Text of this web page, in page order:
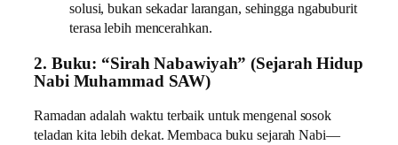
solusi, bukan sekadar larangan, sehingga ngabuburit
terasa lebih mencerahkan.
2. Buku: “Sirah Nabawiyah” (Sejarah Hidup
Nabi Muhammad SAW)
Ramadan adalah waktu terbaik untuk mengenal sosok
teladan kita lebih dekat. Membaca buku sejarah Nabi—